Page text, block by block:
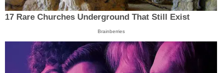
17 Rare Churches Underground That Still Exist
Brainberries